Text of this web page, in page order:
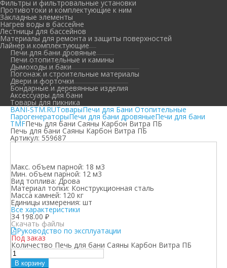
Фильтры и фильтровальные установки
Противотоки и комплектующие к ним
Закладные элементы
Нагрев воды в бассейне
Лестницы для бассейнов
Материалы для ремонта и защиты поверхностей
Лайнер и комплектующие
Печи для бани дровяные
Печи отопительные и камины
Дымоходы и баки
Погонаж и строительные материалы
Двери и форточки
Бондарные и деревянные изделия
Аксессуары для бани
Товары для пикника
BANI-STM.RUТоварыПечи для Бани Отопительные
ПарогенераторыПечи для бани дровяныеПечи для бани
TMFПечь для бани Саяны Карбон Витра ПБ
Печь для бани Саяны Карбон Витра ПБ
Артикул: 559687
Макс. объем парной: 18 м3
Мин. объем парной: 12 м3
Вид топлива: Дрова
Материал топки: Конструкционная сталь
Масса камней: 120 кг
Единицы измерения: шт
Все характеристики
34 198.00 ₽
Скачать файлы
Руководство по эксплуатации
Под заказ
Количество Печь для бани Саяны Карбон Витра ПБ
В корзину